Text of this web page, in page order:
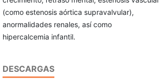
(como estenosis aórtica supravalvular),
anormalidades renales, así como
hipercalcemia infantil.
DESCARGAS